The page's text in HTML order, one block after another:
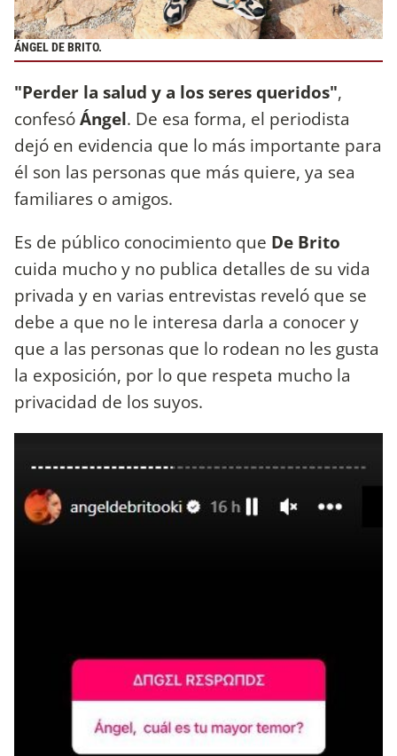
ÁNGEL DE BRITO.
"Perder la salud y a los seres queridos",
confesóÁngel. De esa forma, el periodista
dejó en evidencia que lo más importante para
él son las personas que más quiere, ya sea
familiares o amigos.
Es de público conocimiento que De Brito
cuida mucho y no publica detalles de su vida
privada y en varias entrevistas reveló que se
debe a que no le interesa darla a conocer y
que a las personas que lo rodean no les gusta
la exposición, por lo que respeta mucho la
privacidad de los suyos.